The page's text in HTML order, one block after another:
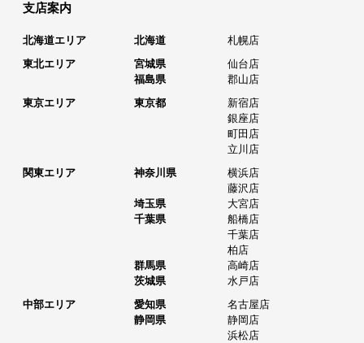
支店案内
北海道エリア 北海道
札幌店
東北エリア
宮城県
仙台店
福島県
郡山店
東京エリア
東京都
新宿店
銀座店
町田店
立川店
関東エリア
神奈川県
横浜店
藤沢店
埼玉県
大宮店
千葉県
船橋店
千葉店
柏店
群馬県
高崎店
茨城県
水戸店
中部エリア
愛知県
名古屋店
静岡県
静岡店
浜松店